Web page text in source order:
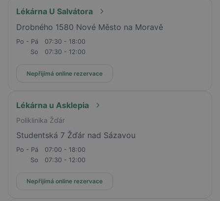
Lékárna U Salvátora
Drobného 1580 Nové Město na Moravě
Po - Pá
07:30 - 18:00
So
07:30 - 12:00
Nepřijímá online rezervace
Lékárna u Asklepia
Poliklinika Žďár
Studentská 7 Žďár nad Sázavou
Po - Pá
07:00 - 18:00
So
07:30 - 12:00
Nepřijímá online rezervace